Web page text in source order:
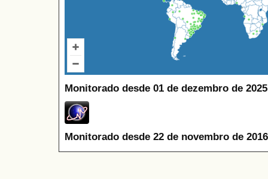
Monitorado desde 01 de dezembro de
Monitorado desde 22 de novembro de